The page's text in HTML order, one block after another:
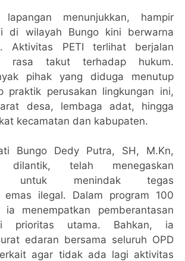
menunjukkan, hampir
di wilayah Bungo kini berwarna
Aktivitas PETI terlihat berjalan
rasa takut terhadap hukum.
pihak yang diduga menutup
praktik perusakan lingkungan ini,
desa, lembaga adat, hingga
kecamatan dan kabupaten.
Bungo Dedy Putra, SH, M.Kn,
telah menegaskan
untuk menindak tegas
emas ilegal. Dalam program 100
menempatkan pemberantasan
prioritas utama. Bahkan, ia
edaran bersama seluruh OPD
agar tidak ada lagi aktivitas